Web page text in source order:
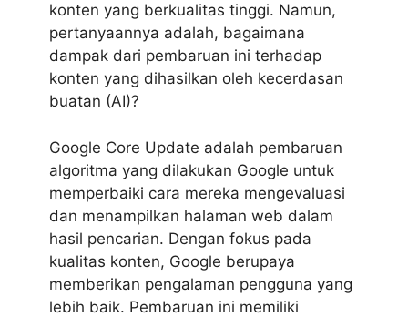
konten yang berkualitas tinggi. Namun,
pertanyaannya adalah, bagaimana
dampak dari pembaruan ini terhadap
konten yang dihasilkan oleh kecerdasan
buatan (AI)?
Google Core Update adalah pembaruan
algoritma yang dilakukan Google untuk
memperbaiki cara mereka mengevaluasi
dan menampilkan halaman web dalam
hasil pencarian. Dengan fokus pada
kualitas konten, Google berupaya
memberikan pengalaman pengguna yang
lebih baik. Pembaruan ini memiliki